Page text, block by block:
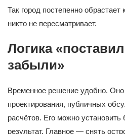
Так город постепенно
никто не пересматривает.
Логика
забыли»
Временное решение удобно. Оно
проектирования, публичных
расчётов. Его можно установить
результат. Главное — снять